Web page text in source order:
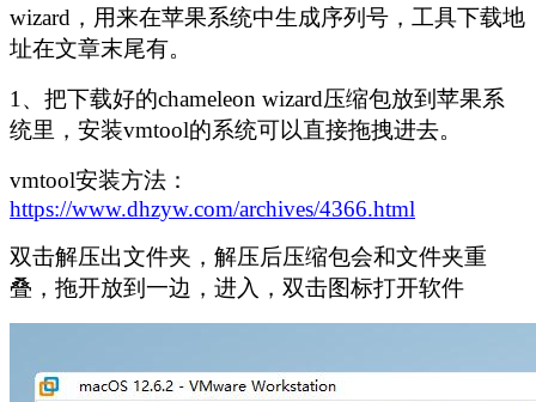
wizard，用来在苹果系统中生成序列号，工具下载地
址在文章末尾有。
1、把下载好的chameleon wizard压缩包放到苹果系
统里，安装vmtool的系统可以直接拖拽进去。
vmtool安装方法：
https://www.dhzyw.com/archives/4366.html
双击解压出文件夹，解压后压缩包会和文件夹重
叠，拖开放到一边，进入，双击图标打开软件